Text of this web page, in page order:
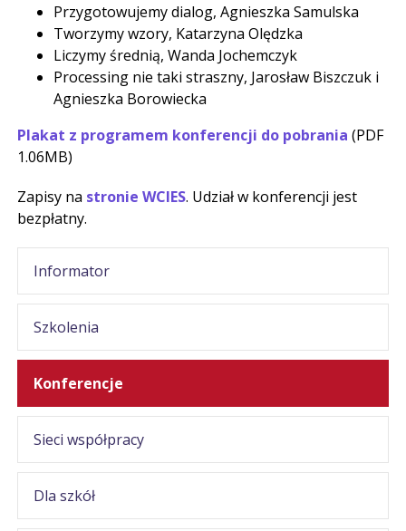
Przygotowujemy dialog, Agnieszka Samulska
Tworzymy wzory, Katarzyna Olędzka
Liczymy średnią, Wanda Jochemczyk
Processing nie taki straszny, Jarosław Biszczuk i
Agnieszka Borowiecka
Plakat z programem konferencji do pobrania (PDF
1.06MB)
Zapisy na stronie WCIES. Udział w konferencji jest
bezpłatny.
Informator
Szkolenia
Konferencje
Sieci współpracy
Dla szkół